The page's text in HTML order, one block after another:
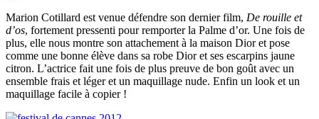
Marion Cotillard est venue défendre son dernier film, De rouille et
d’os, fortement pressenti pour remporter la Palme d’or. Une fois de
plus, elle nous montre son attachement à la maison Dior et pose
comme une bonne élève dans sa robe Dior et ses escarpins jaune
citron. L’actrice fait une fois de plus preuve de bon goût avec un
ensemble frais et léger et un maquillage nude. Enfin un look et un
maquillage facile à copier !